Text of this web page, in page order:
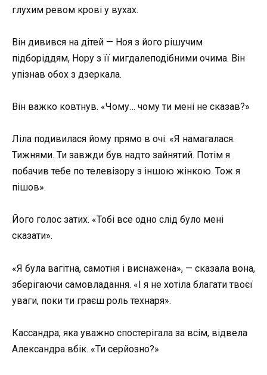
глухим ревом крові у вухах.
Він дивився на дітей — Ноя з його рішучим
підборіддям, Нору з її мигдалеподібними очима. Він
упізнав обох з дзеркала.
Він важко ковтнув. «Чому… чому ти мені не сказав?»
Ліла подивилася йому прямо в очі. «Я намагалася.
Тижнями. Ти завжди був надто зайнятий. Потім я
побачив тебе по телевізору з іншою жінкою. Тож я
пішов».
Його голос затих. «Тобі все одно слід було мені
сказати».
«Я була вагітна, самотня і виснажена», — сказала вона,
зберігаючи самовладання. «І я не хотіла благати твоєї
уваги, поки ти граєш роль технаря».
Кассандра, яка уважно спостерігала за всім, відвела
Александра вбік. «Ти серйозно?»